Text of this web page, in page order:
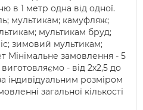
в 1 метр одна від одної.
мультикам; камуфляж;
мультикам бруд;
зимовий мультикам;
Мінімальне замовлення - 5
- від 2х2,5 до
індивідуальним розміром
загальної кількості